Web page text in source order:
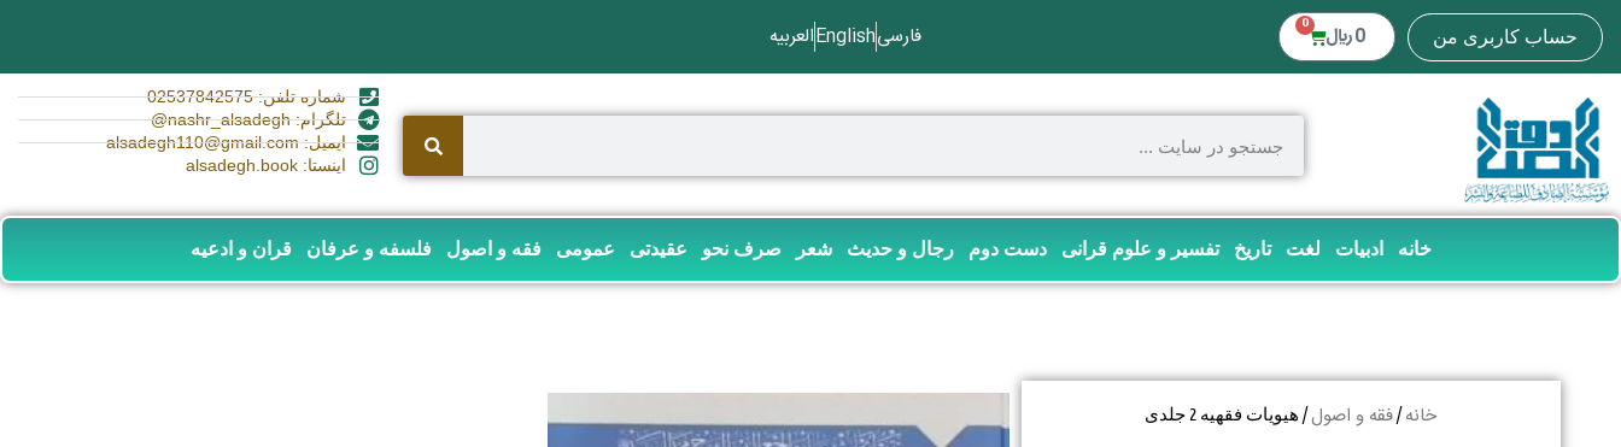
حساب کاربری من 0 ﷼ 0 فارسیEnglishالعربیه
شماره تلفن: 02537842575
تلگرام: nashr_alsadegh@
ایمیل: alsadegh110@gmail.com
اینستا: alsadegh.book
خانه ادبیات لغت تاریخ تفسیر و علوم قرانی دست دوم رجال و حدیث شعر صرف نحو عقیدتی عمومی فقه و اصول فلسفه و عرفان قران و ادعیه
خانه/فقه و اصول/ هیویات فقهیه 2 جلدی